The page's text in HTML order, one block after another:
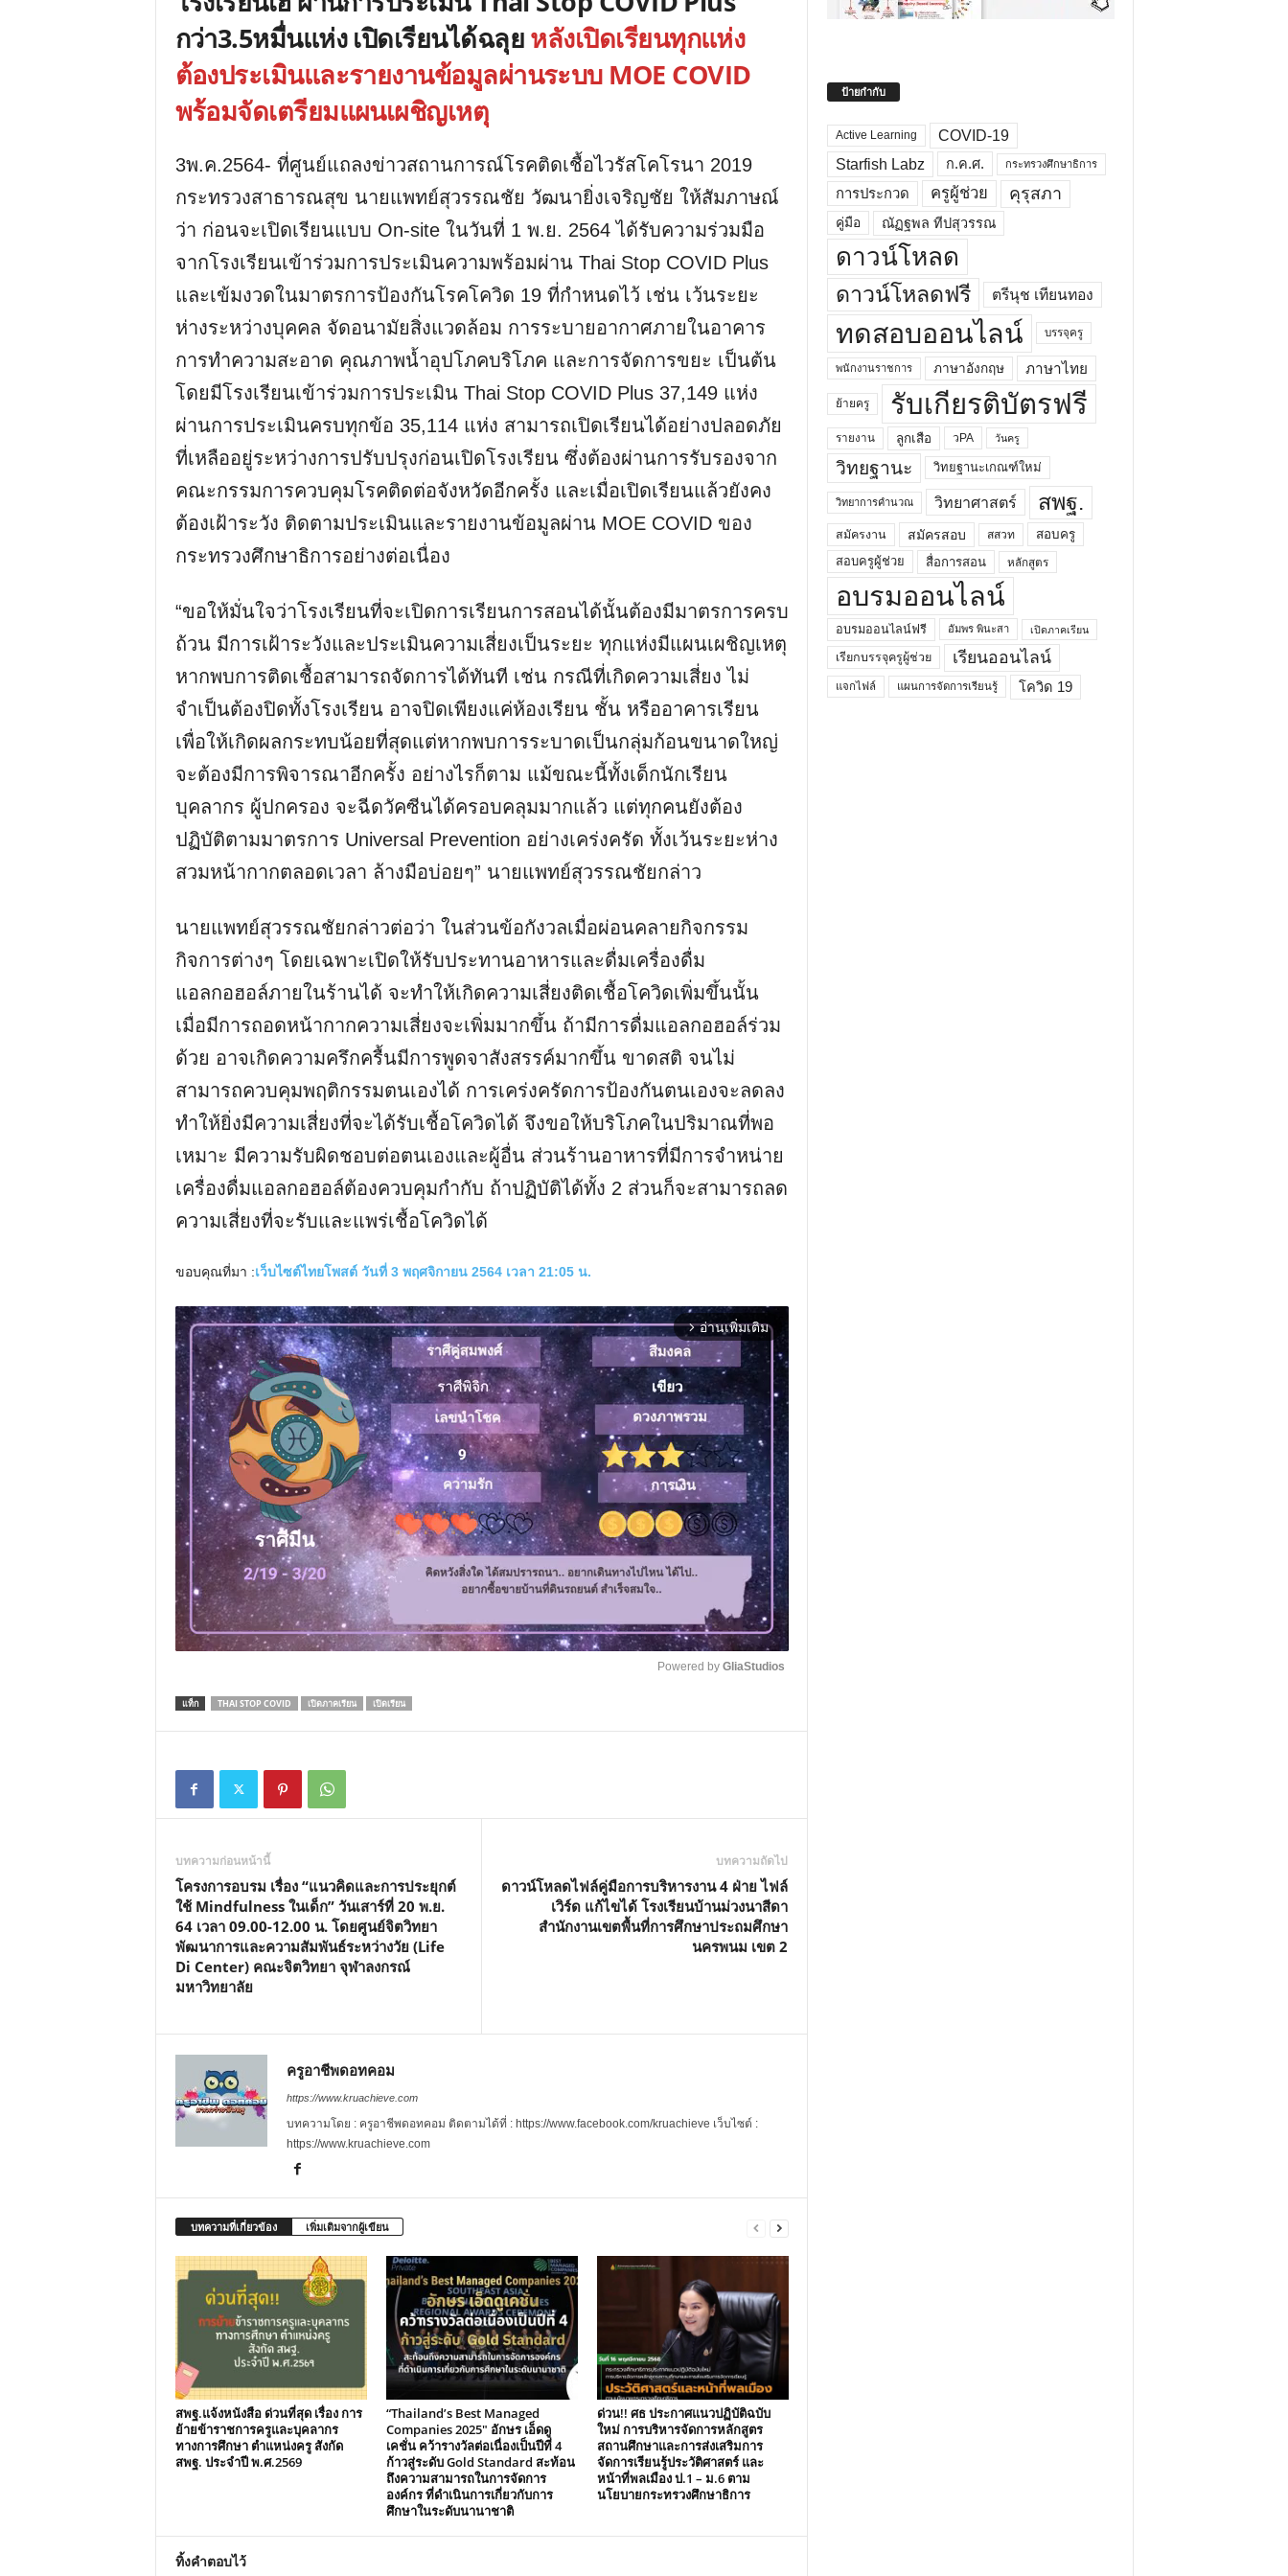
กว่า3.5หมื่นแห่ง เปิดเรียนได้ฉลุยหลังเปิดเรียนทุกแห่ง
ต้องประเมินและรายงานข้อมูลผ่านระบบ MOE COVID
พร้อมจัดเตรียมแผนเผชิญเหตุ
3พ.ค.2564- ที่ศูนย์แถลงข่าวสถานการณ์โรคติดเชื้อไวรัสโคโรนา 2019
กระทรวงสาธารณสุข นายแพทย์สุวรรณชัย วัฒนายิ่งเจริญชัย ให้สัมภาษณ์
ว่า ก่อนจะเปิดเรียนแบบ On-site ในวันที่ 1 พ.ย. 2564 ได้รับความร่วมมือ
จากโรงเรียนเข้าร่วมการประเมินความพร้อมผ่าน Thai Stop COVID Plus
และเข้มงวดในมาตรการป้องกันโรคโควิด 19 ที่กำหนดไว้ เช่น เว้นระยะ
ห่างระหว่างบุคคล จัดอนามัยสิ่งแวดล้อม การระบายอากาศภายในอาคาร
การทำความสะอาด คุณภาพน้ำอุปโภคบริโภค และการจัดการขยะ เป็นต้น
โดยมีโรงเรียนเข้าร่วมการประเมิน Thai Stop COVID Plus 37,149 แห่ง
ผ่านการประเมินครบทุกข้อ 35,114 แห่ง สามารถเปิดเรียนได้อย่างปลอดภัย
ที่เหลืออยู่ระหว่างการปรับปรุงก่อนเปิดโรงเรียน ซึ่งต้องผ่านการรับรองจาก
คณะกรรมการควบคุมโรคติดต่อจังหวัดอีกครั้ง และเมื่อเปิดเรียนแล้วยังคง
ต้องเฝ้าระวัง ติดตามประเมินและรายงานข้อมูลผ่าน MOE COVID ของ
กระทรวงศึกษาธิการอย่างต่อเนื่อง
“ขอให้มั่นใจว่าโรงเรียนที่จะเปิดการเรียนการสอนได้นั้นต้องมีมาตรการครบ
ถ้วน มีการเฝ้าระวังและประเมินความเสี่ยงเป็นระยะ ทุกแห่งมีแผนเผชิญเหตุ
หากพบการติดเชื้อสามารถจัดการได้ทันที เช่น กรณีที่เกิดความเสี่ยง ไม่
จำเป็นต้องปิดทั้งโรงเรียน อาจปิดเพียงแค่ห้องเรียน ชั้น หรืออาคารเรียน
เพื่อให้เกิดผลกระทบน้อยที่สุดแต่หากพบการระบาดเป็นกลุ่มก้อนขนาดใหญ่
จะต้องมีการพิจารณาอีกครั้ง อย่างไรก็ตาม แม้ขณะนี้ทั้งเด็กนักเรียน
บุคลากร ผู้ปกครอง จะฉีดวัคซีนได้ครอบคลุมมากแล้ว แต่ทุกคนยังต้อง
ปฏิบัติตามมาตรการ Universal Prevention อย่างเคร่งครัด ทั้งเว้นระยะห่าง
สวมหน้ากากตลอดเวลา ล้างมือบ่อยๆ” นายแพทย์สุวรรณชัยกล่าว
นายแพทย์สุวรรณชัยกล่าวต่อว่า ในส่วนข้อกังวลเมื่อผ่อนคลายกิจกรรม
กิจการต่างๆ โดยเฉพาะเปิดให้รับประทานอาหารและดื่มเครื่องดื่ม
แอลกอฮอล์ภายในร้านได้ จะทำให้เกิดความเสี่ยงติดเชื้อโควิดเพิ่มขึ้นนั้น
เมื่อมีการถอดหน้ากากความเสี่ยงจะเพิ่มมากขึ้น ถ้ามีการดื่มแอลกอฮอล์ร่วม
ด้วย อาจเกิดความครึกครื้นมีการพูดจาสังสรรค์มากขึ้น ขาดสติ จนไม่
สามารถควบคุมพฤติกรรมตนเองได้ การเคร่งครัดการป้องกันตนเองจะลดลง
ทำให้ยิ่งมีความเสี่ยงที่จะได้รับเชื้อโควิดได้ จึงขอให้บริโภคในปริมาณที่พอ
เหมาะ มีความรับผิดชอบต่อตนเองและผู้อื่น ส่วนร้านอาหารที่มีการจำหน่าย
เครื่องดื่มแอลกอฮอล์ต้องควบคุมกำกับ ถ้าปฏิบัติได้ทั้ง 2 ส่วนก็จะสามารถลด
ความเสี่ยงที่จะรับและแพร่เชื้อโควิดได้
ขอบคุณที่มา :เว็บไซต์ไทยโพสต์ วันที่ 3 พฤศจิกายน 2564 เวลา 21:05 น.
arrow_forward_ios อ่านเพิ่มเติม
Powered by GliaStudios
แท็ก THAI STOP COVID เปิดภาคเรียน เปิดเรียน
บทความก่อนหน้านี้
โครงการอบรม เรื่อง “แนวคิดและการประยุกต์
ใช้ Mindfulness ในเด็ก” วันเสาร์ที่ 20 พ.ย.
64 เวลา 09.00-12.00 น. โดยศูนย์จิตวิทยา
พัฒนาการและความสัมพันธ์ระหว่างวัย (Life
Di Center) คณะจิตวิทยา จุฬาลงกรณ์
มหาวิทยาลัย
บทความถัดไป
ดาวน์โหลดไฟล์คู่มือการบริหารงาน 4 ฝ่าย ไฟล์
เวิร์ด แก้ไขได้ โรงเรียนบ้านม่วงนาสีดา
สำนักงานเขตพื้นที่การศึกษาประถมศึกษา
นครพนม เขต 2
ครูอาชีพดอทคอม
https://www.kruachieve.com
บทความโดย : ครูอาชีพดอทคอม ติดตามได้ที่ : https://www.facebook.com/kruachieve เว็บไซต์ :
https://www.kruachieve.com
บทความที่เกี่ยวข้อง เพิ่มเติมจากผู้เขียน
สพฐ.แจ้งหนังสือ ด่วนที่สุด เรื่อง การ
ย้ายข้าราชการครูและบุคลากร
ทางการศึกษา ตำแหน่งครู สังกัด
สพฐ. ประจำปี พ.ศ.2569
“Thailand’s Best Managed
Companies 2025″ อักษร เอ็ดดู
เคชั่น คว้ารางวัลต่อเนื่องเป็นปีที่ 4
ก้าวสู่ระดับ Gold Standard สะท้อน
ถึงความสามารถในการจัดการ
องค์กร ที่ดำเนินการเกี่ยวกับการ
ศึกษาในระดับนานาชาติ
ด่วน!! ศธ ประกาศแนวปฏิบัติฉบับ
ใหม่ การบริหารจัดการหลักสูตร
สถานศึกษาและการส่งเสริมการ
จัดการเรียนรู้ประวัติศาสตร์ และ
หน้าที่พลเมือง ป.1 – ม.6 ตาม
นโยบายกระทรวงศึกษาธิการ
ทิ้งคำตอบไว้
ป้ายกำกับ
Active Learning
COVID-19
Starfish Labz
ก.ค.ศ. กระทรวงศึกษาธิการ
การประกวด ครูผู้ช่วย คุรุสภา
คู่มือ ณัฏฐพล ทีปสุวรรณ
ดาวน์โหลด
ดาวน์โหลดฟรี ตรีนุช เทียนทอง
ทดสอบออนไลน์ บรรจุครู
พนักงานราชการ ภาษาอังกฤษ ภาษาไทย
ย้ายครู รับเกียรติบัตรฟรี
รายงาน ลูกเสือ วPA วันครู
วิทยฐานะ วิทยฐานะเกณฑ์ใหม่
วิทยาการคำนวณ วิทยาศาสตร์ สพฐ.
สมัครงาน สมัครสอบ สสวท
สอบครู
สอบครูผู้ช่วย
สื่อการสอน หลักสูตร
อบรมออนไลน์
อบรมออนไลน์ฟรี อัมพร พินะสา เปิดภาคเรียน
เรียกบรรจุครูผู้ช่วย เรียนออนไลน์
แจกไฟล์ แผนการจัดการเรียนรู้ โควิด 19